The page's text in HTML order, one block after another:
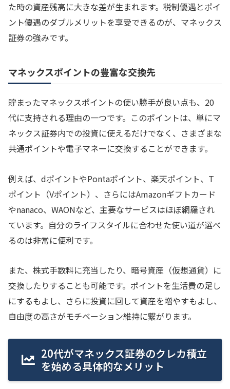
た時の資産残高に大きな差が生まれます。税制優遇とポイ
ント優遇のダブルメリットを享受できるのが、マネックス
証券の強みです。
マネックスポイントの豊富な交換先
貯まったマネックスポイントの使い勝手が良い点も、20
代に支持される理由の一つです。このポイントは、単にマ
ネックス証券内での投資に使えるだけでなく、さまざまな
共通ポイントや電子マネーに交換することができます。
例えば、dポイントやPontaポイント、楽天ポイント、T
ポイント（Vポイント）、さらにはAmazonギフトカード
やnanaco、WAONなど、主要なサービスはほぼ網羅され
ています。自分のライフスタイルに合わせた使い道が選べ
るのは非常に便利です。
また、株式手数料に充当したり、暗号資産（仮想通貨）に
交換したりすることも可能です。ポイントを生活費の足し
にするもよし、さらに投資に回して資産を増やすもよし、
自由度の高さがモチベーション維持に繋がります。
20代がマネックス証券のクレカ積立
を始める具体的なメリット